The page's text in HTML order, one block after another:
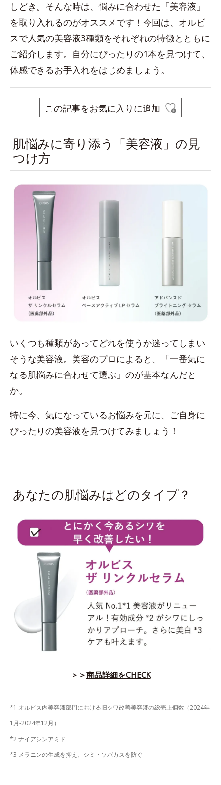
しどき。そんな時は、悩みに合わせた「美容液」
を取り入れるのがオススメです！今回は、オルビ
スで人気の美容液3種類をそれぞれの特徴とともに
ご紹介します。自分にぴったりの1本を見つけて、
体感できるお手入れをはじめましょう。
この記事をお気に入りに追加
肌悩みに寄り添う「美容液」の見
つけ方
いくつも種類があってどれを使うか迷ってしまい
そうな美容液。美容のプロによると、「一番気に
なる肌悩みに合わせて選ぶ」のが基本なんだと
か。
特に今、気になっているお悩みを元に、ご自身に
ぴったりの美容液を見つけてみましょう！
あなたの肌悩みはどのタイプ？
＞＞商品詳細をCHECK
*1 オルビス内美容液部門における旧シワ改善美容液の総売上個数（2024年
1月-2024年12月）
*2 ナイアシンアミド
*3 メラニンの生成を抑え、シミ・ソバカスを防ぐ